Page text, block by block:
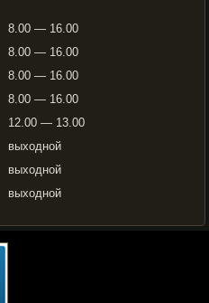
8.00 — 16.00
8.00 — 16.00
8.00 — 16.00
8.00 — 16.00
12.00 — 13.00
выходной
выходной
выходной